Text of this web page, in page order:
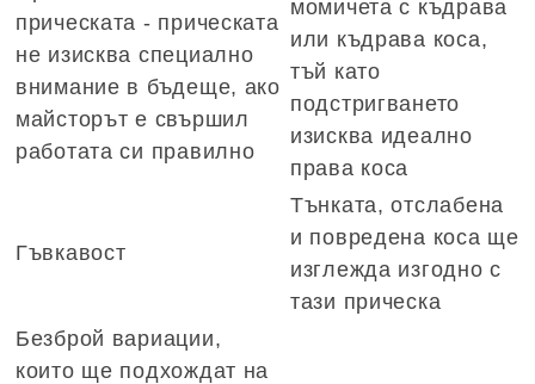
прическата - прическата
не изисква специално
внимание в бъдеще, ако
майсторът е свършил
работата си правилно
момичета с къдрава
или къдрава коса,
тъй като
подстригването
изисква идеално
права коса
Гъвкавост
Тънката, отслабена
и повредена коса ще
изглежда изгодно с
тази прическа
Безброй вариации,
които ще подхождат на